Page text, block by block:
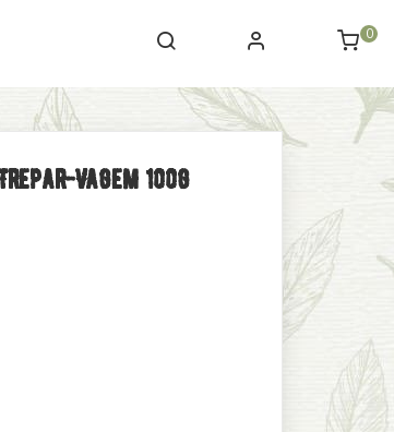
0
Vagem 100g